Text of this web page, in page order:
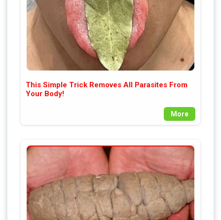
This Simple Trick Removes All Parasites From
Your Body!
More